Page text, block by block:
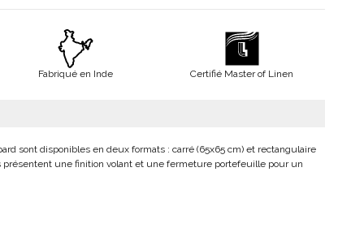
Fabriqué en Inde Certifié Master of Linen
sont disponibles en deux formats : carré (65x65 cm) et rectangulaire
présentent une finition volant et une fermeture portefeuille pour un